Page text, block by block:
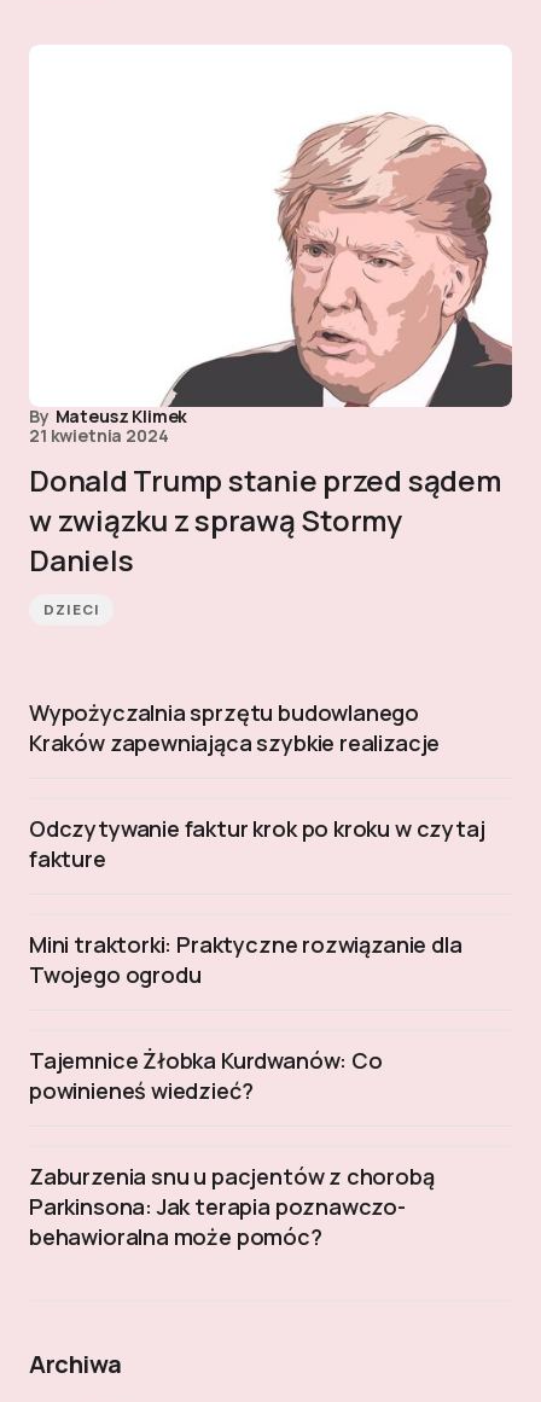
By Mateusz Klimek
21 kwietnia 2024
Donald Trump stanie przed sądem
w związku z sprawą Stormy
Daniels
DZIECI
Wypożyczalnia sprzętu budowlanego
Kraków zapewniająca szybkie realizacje
Odczytywanie faktur krok po kroku w czytaj
fakture
Mini traktorki: Praktyczne rozwiązanie dla
Twojego ogrodu
Tajemnice Żłobka Kurdwanów: Co
powinieneś wiedzieć?
Zaburzenia snu u pacjentów z chorobą
Parkinsona: Jak terapia poznawczo-
behawioralna może pomóc?
Archiwa